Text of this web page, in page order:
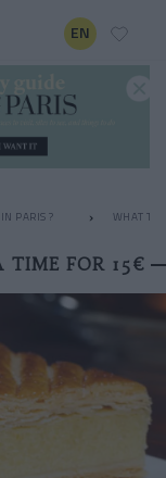
EN
PARIS ? WHAT TO
TIME FOR 15€